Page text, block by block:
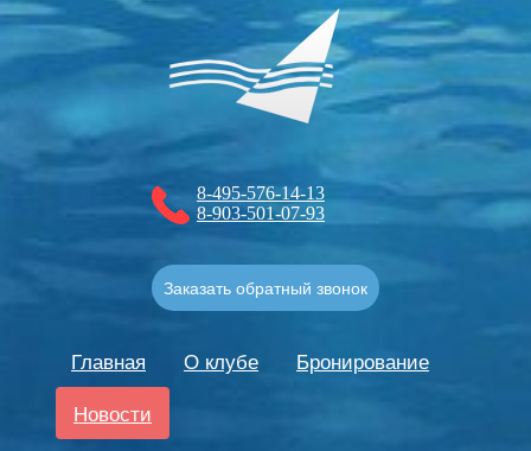
Главная О клубе
Бронирование
Новости
8-495-576-14-13
8-903-501-07-93
Заказать обратный звонок